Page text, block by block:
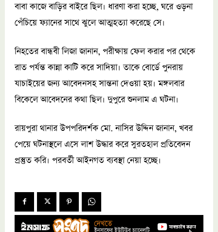
বাবা কাজে বাড়ির বাইরে ছিল। ধারণা করা হচ্ছে, ঘরে ওড়না
পেঁচিয়ে ফ্যানের সাথে ঝুলে আত্মহত্যা করেছে সে।
নিহতের বান্ধবী লিজা জানান, পরীক্ষায় ফেল করার পর থেকে
রাত পর্যন্ত কান্না কাটি করে সাদিয়া। তাকে বোর্ডে পুনরায়
যাচাইয়ের জন্য আবেদনসহ সান্তনা দেওয়া হয়। মঙ্গলবার
বিকেলে আবেদনের কথা ছিল। দুপুরে শুনলাম এ ঘটনা।
রায়পুরা থানার উপপরিদর্শক মো. নাসির উদ্দিন জানান, খবর
পেয়ে ঘটনাস্থলে এসে লাশ উদ্ধার করে সুরতহাল প্রতিবেদন
প্রস্তুত করি। পরবর্তী আইনগত ব্যবস্থা নেয়া হচ্ছে।